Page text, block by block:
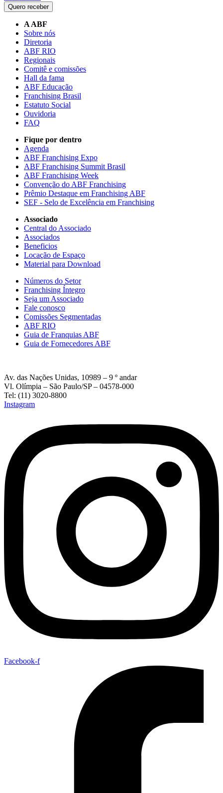
Quero receber
A ABF
Sobre nós
Diretoria
ABF RIO
Regionais
Comitê e comissões
Hall da fama
ABF Educação
Franchising Brasil
Estatuto Social
Ouvidoria
FAQ
Fique por dentro
Agenda
ABF Franchising Expo
ABF Franchising Summit Brasil
ABF Franchising Week
Convenção do ABF Franchising
Prêmio Destaque em Franchising ABF
SEF - Selo de Excelência em Franchising
Associado
Central do Associado
Associados
Beneficios
Locação de Espaço
Material para Download
Números do Setor
Franchising Íntegro
Seja um Associado
Fale conosco
Comissões Segmentadas
ABF RIO
Guia de Franquias ABF
Guia de Fornecedores ABF
Av. das Nações Unidas, 10989 – 9 º andar
Vl. Olímpia – São Paulo/SP – 04578-000
Tel: (11) 3020-8800
Instagram
Facebook-f